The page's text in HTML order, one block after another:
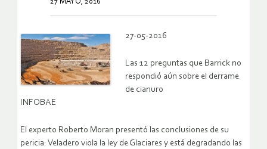
27 MAYO, 2016
27-05-2016
Las 12 preguntas que Barrick no
respondió aún sobre el derrame
de cianuro
INFOBAE
El experto Roberto Moran presentó las conclusiones de su
pericia: Veladero viola la ley de Glaciares y está degradando las